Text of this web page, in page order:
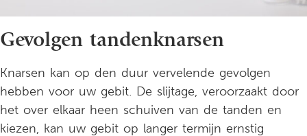
Gevolgen tandenknarsen
Knarsen kan op den duur vervelende gevolgen
hebben voor uw gebit. De slijtage, veroorzaakt door
het over elkaar heen schuiven van de tanden en
kiezen, kan uw gebit op langer termijn ernstig